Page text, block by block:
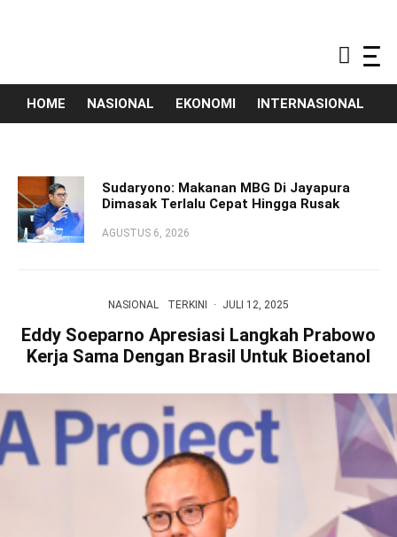
HOME NASIONAL EKONOMI INTERNASIONAL
Sudaryono: Makanan MBG Di Jayapura
Dimasak Terlalu Cepat Hingga Rusak
AGUSTUS 6, 2026
NASIONAL TERKINI · JULI 12, 2025
Eddy Soeparno Apresiasi Langkah Prabowo
Kerja Sama Dengan Brasil Untuk Bioetanol